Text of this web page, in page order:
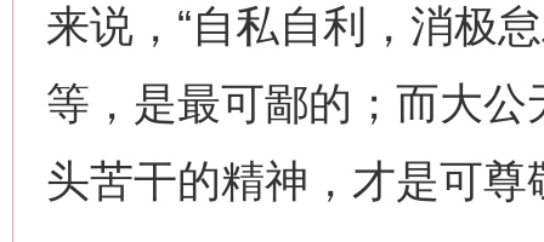
来说，“自私自利，消极
等，是最可鄙的；而大
头苦干的精神，才是可尊